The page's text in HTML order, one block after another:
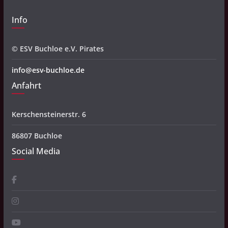
Info
© ESV Buchloe e.V. Pirates
info@esv-buchloe.de
Anfahrt
Kerschensteinerstr. 6
86807 Buchloe
Social Media